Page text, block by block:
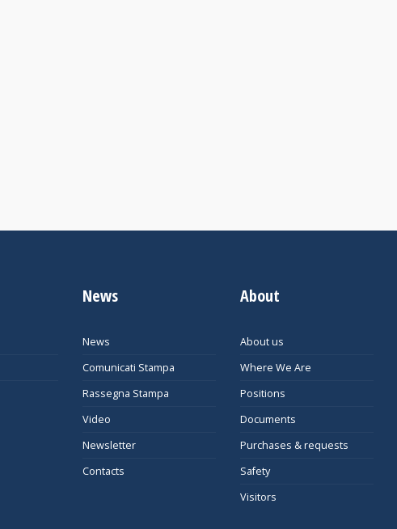
News
News
Comunicati Stampa
Rassegna Stampa
Video
Newsletter
Contacts
About
About us
Where We Are
Positions
Documents
Purchases & requests
Safety
Visitors